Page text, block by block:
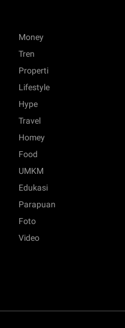
Money
Tren
Properti
Lifestyle
Hype
Travel
Homey
Food
UMKM
Edukasi
Parapuan
Foto
Video